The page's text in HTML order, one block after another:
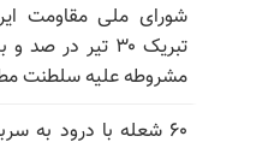
شورای ملی مقاومت
تبریک ۳۰ تیر
مشروطه علیه سلطنت
۶۰ شعله با درود به